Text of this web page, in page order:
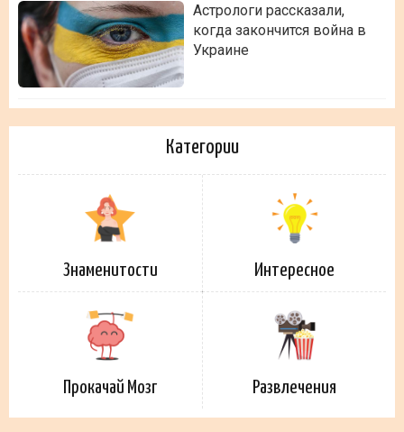
Астрологи рассказали,
когда закончится война в
Украине
Категории
Знаменитости Интересное
Прокачай Мозг Развлечения